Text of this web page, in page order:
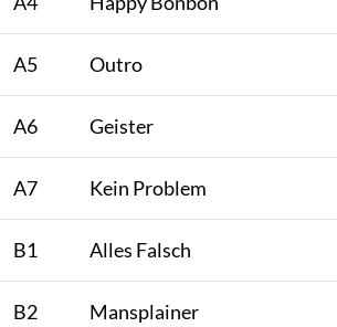
A5 Outro
A6 Geister
A7 Kein Problem
B1 Alles Falsch
B2 Mansplainer